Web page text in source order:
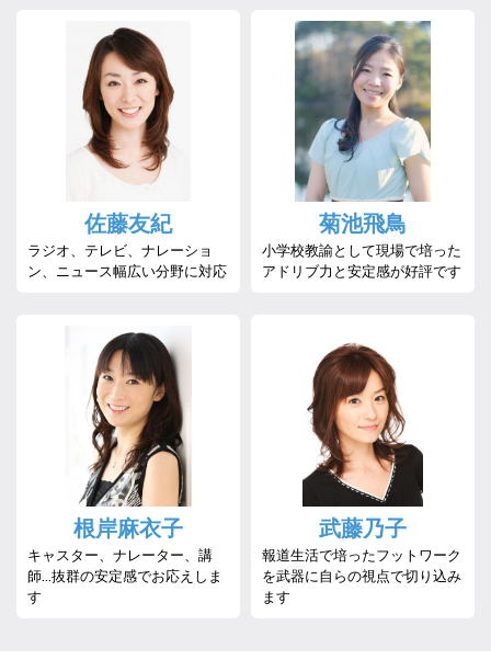
佐藤友紀
ラジオ、テレビ、ナレーショ
ン、ニュース幅広い分野に対応
菊池飛鳥
小学校教諭として現場で培った
アドリブ力と安定感が好評です
根岸麻衣子
キャスター、ナレーター、講
師…抜群の安定感でお応えしま
す
武藤乃子
報道生活で培ったフットワーク
を武器に自らの視点で切り込み
ます